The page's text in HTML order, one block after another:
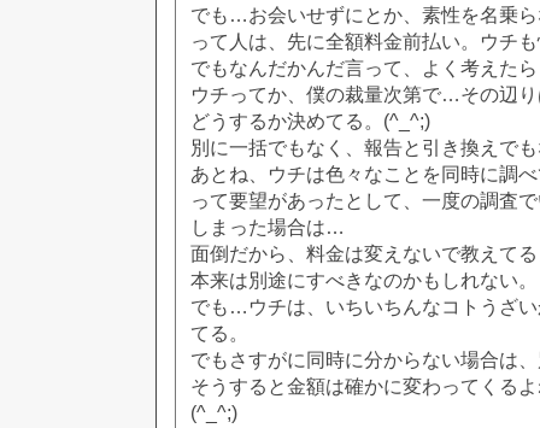
でも…お会いせずにとか、素性を名乗
って人は、先に全額料金前払い。ウチ
でもなんだかんだ言って、よく考えた
ウチってか、僕の裁量次第で…その辺
どうするか決めてる。(^_^;)
別に一括でもなく、報告と引き換えで
あとね、ウチは色々なことを同時に調
って要望があったとして、一度の調査
しまった場合は…
面倒だから、料金は変えないで教えて
本来は別途にすべきなのかもしれない。
でも…ウチは、いちいちんなコトうざ
てる。
でもさすがに同時に分からない場合は
そうすると金額は確かに変わってくる
(^_^;)